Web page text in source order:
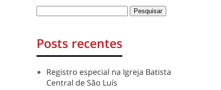
Posts recentes
Registro especial na Igreja Batista
Central de São Luís